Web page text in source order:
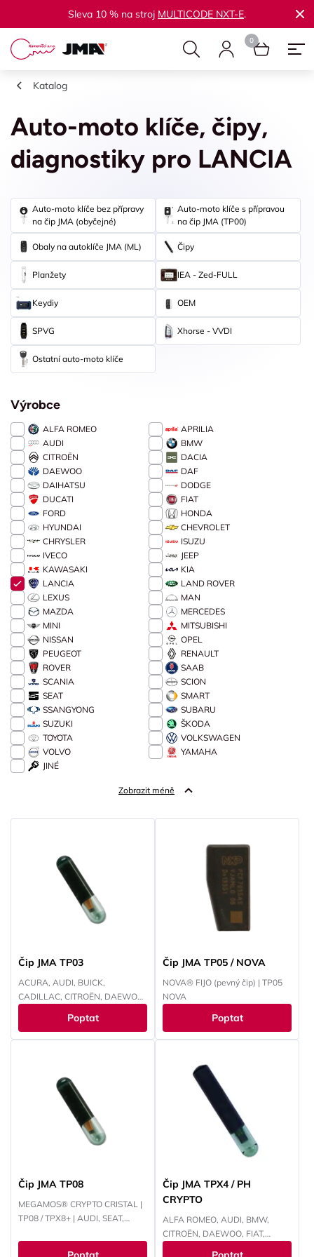
Sleva 10 % na stroj MULTICODE NXT-E.
Katalog
Auto-moto klíče, čipy,
diagnostiky pro LANCIA
Auto-moto klíče bez přípravy
na čip JMA (obyčejné)
Auto-moto klíče s přípravou
na čip JMA (TP00)
Obaly na autoklíče JMA (ML) Čipy
Planžety IEA - Zed-FULL
Keydiy OEM
SPVG Xhorse - VVDI
Ostatní auto-moto klíče
Výrobce
ALFA ROMEO
APRILIA
AUDI
BMW
CITROËN
DACIA
DAEWOO
DAF
DAIHATSU
DODGE
DUCATI
FIAT
FORD
HONDA
HYUNDAI
CHEVROLET
CHRYSLER
ISUZU
IVECO
JEEP
KAWASAKI
KIA
LANCIA
LAND ROVER
LEXUS
MAN
MAZDA
MERCEDES
MINI
MITSUBISHI
NISSAN
OPEL
PEUGEOT
RENAULT
ROVER
SAAB
SCANIA
SCION
SEAT
SMART
SSANGYONG
SUBARU
SUZUKI
ŠKODA
TOYOTA
VOLKSWAGEN
VOLVO
YAMAHA
JINÉ
Zobrazit méně
Čip JMA TP03
ACURA, AUDI, BUICK,
CADILLAC, CITROËN, DAEWOO,
ISUZU, JAGUAR, KIA, LANCIA,
MAN, MERCEDES, OLDS
SATURN, ŠKODA,
VOLKSWAGEN, YAMAHA
Poptat
Čip JMA TP05 / NOVA
NOVA® FIJO (pevný čip) | TP05
NOVA
Poptat
Čip JMA TP08
MEGAMOS® CRYPTO CRISTAL |
TP08 / TPX8+ | AUDI, SEAT,
Čip JMA TPX4 / PH
CRYPTO
ALFA ROMEO, AUDI, BMW,
CITROËN, DAEWOO, FIAT,